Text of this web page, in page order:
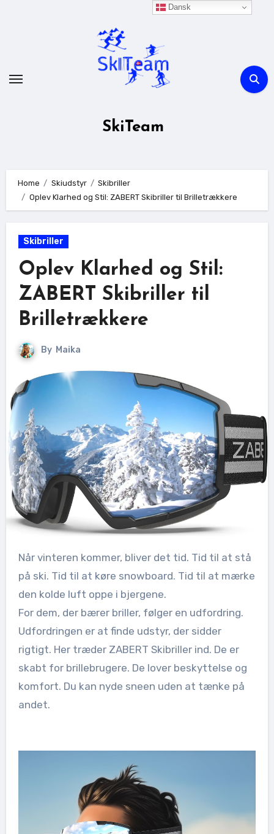
SkiTeam
Home Skiudstyr
Skibriller
Oplev Klarhed og Stil: ZABERT Skibriller til Brilletrækkere
Skibriller
Oplev Klarhed og Stil:
ZABERT Skibriller til
Brilletrækkere
By Maika
Når vinteren kommer, bliver det tid. Tid til at stå
på ski. Tid til at køre snowboard. Tid til at mærke
den kolde luft oppe i bjergene.
For dem, der bærer briller, følger en udfordring.
Udfordringen er at finde udstyr, der sidder
rigtigt. Her træder ZABERT Skibriller ind. De er
skabt for brillebrugere. De lover beskyttelse og
komfort. Du kan nyde sneen uden at tænke på
andet.
Dansk